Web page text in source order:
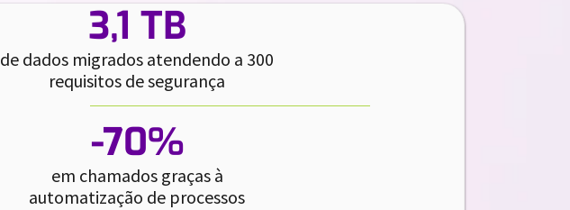
3,1 TB
de dados migrados atendendo a 300
requisitos de segurança
-70%
em chamados graças à
automatização de processos